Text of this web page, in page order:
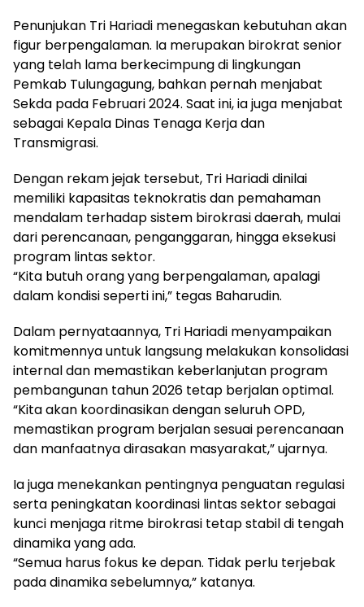
Penunjukan Tri Hariadi menegaskan kebutuhan akan
figur berpengalaman. Ia merupakan birokrat senior
yang telah lama berkecimpung di lingkungan
Pemkab Tulungagung, bahkan pernah menjabat
Sekda pada Februari 2024. Saat ini, ia juga menjabat
sebagai Kepala Dinas Tenaga Kerja dan
Transmigrasi.
Dengan rekam jejak tersebut, Tri Hariadi dinilai
memiliki kapasitas teknokratis dan pemahaman
mendalam terhadap sistem birokrasi daerah, mulai
dari perencanaan, penganggaran, hingga eksekusi
program lintas sektor.
“Kita butuh orang yang berpengalaman, apalagi
dalam kondisi seperti ini,” tegas Baharudin.
Dalam pernyataannya, Tri Hariadi menyampaikan
komitmennya untuk langsung melakukan konsolidasi
internal dan memastikan keberlanjutan program
pembangunan tahun 2026 tetap berjalan optimal.
“Kita akan koordinasikan dengan seluruh OPD,
memastikan program berjalan sesuai perencanaan
dan manfaatnya dirasakan masyarakat,” ujarnya.
Ia juga menekankan pentingnya penguatan regulasi
serta peningkatan koordinasi lintas sektor sebagai
kunci menjaga ritme birokrasi tetap stabil di tengah
dinamika yang ada.
“Semua harus fokus ke depan. Tidak perlu terjebak
pada dinamika sebelumnya,” katanya.